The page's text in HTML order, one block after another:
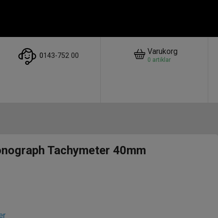
0143-752 00 Varukorg
0 artiklar
Tachymeter 40mm